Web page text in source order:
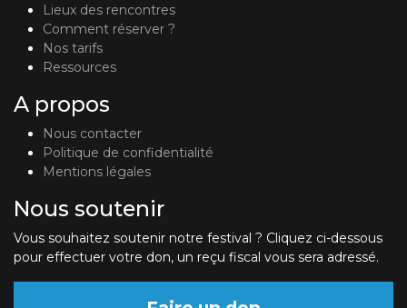
Lieux des rencontres
Comment réserver ?
Nos tarifs
Ressources
A propos
Nous contacter
Politique de confidentialité
Mentions légales
Nous soutenir
Vous souhaitez soutenir notre festival ? Cliquez ci-dessous
pour effectuer votre don, un reçu fiscal vous sera adressé.